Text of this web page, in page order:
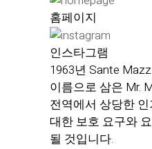
홈페이지
인스타그램
1963년 Sante
이름으로 삼은 Mr.
전역에서 상당한
대한 보호 요구와
될 것입니다.